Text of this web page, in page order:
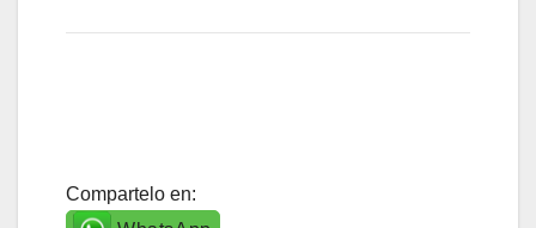
Compartelo en: